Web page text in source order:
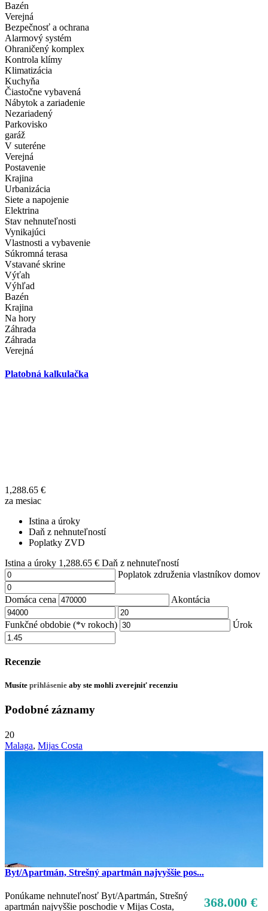
Bazén
Verejná
Bezpečnosť a ochrana
Alarmový systém
Ohraničený komplex
Kontrola klímy
Klimatizácia
Kuchyňa
Čiastočne vybavená
Nábytok a zariadenie
Nezariadený
Parkovisko
garáž
V suteréne
Verejná
Postavenie
Krajina
Urbanizácia
Siete a napojenie
Elektrina
Stav nehnuteľnosti
Vynikajúci
Vlastnosti a vybavenie
Súkromná terasa
Vstavané skrine
Výťah
Výhľad
Bazén
Krajina
Na hory
Záhrada
Záhrada
Verejná
Platobná kalkulačka
1,288.65 €
za mesiac
Istina a úroky
Daň z nehnuteľností
Poplatky ZVD
Istina a úroky 1,288.65 € Daň z nehnuteľností
Poplatok združenia vlastníkov domov
Domáca cena Akontácia
Funkčné obdobie (*v rokoch) Úrok
Recenzie
Musíte prihlásenie aby ste mohli zverejniť recenziu
Podobné záznamy
20
Malaga, Mijas Costa
Byt/Apartmán, Strešný apartmán najvyššie pos...
368.000 €
Ponúkame nehnuteľnosť Byt/Apartmán, Strešný
apartmán najvyššie poschodie v Mijas Costa,